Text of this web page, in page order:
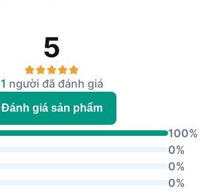
5
1 người đã đánh giá
Đánh giá sản phẩm
100%
0%
0%
0%